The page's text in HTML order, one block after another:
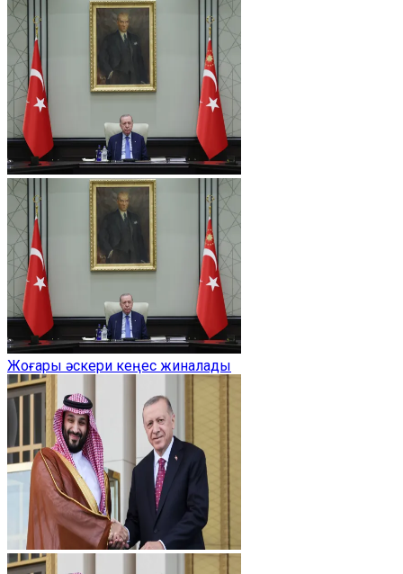
Жоғары әскери кеңес жиналады